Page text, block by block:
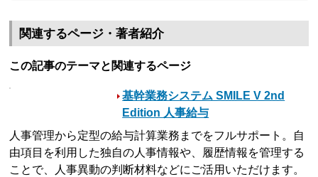
関連するページ・著者紹介
この記事のテーマと関連するページ
基幹業務システム SMILE V 2nd
Edition 人事給与
人事管理から定型の給与計算業務までをフルサポート。自
由項目を利用した独自の人事情報や、履歴情報を管理する
ことで、人事異動の判断材料などにご活用いただけます。